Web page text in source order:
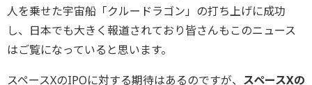
人を乗せた宇宙船「クルードラゴン」の打ち上げに成功
し、日本でも大きく報道されており皆さんもこのニュース
はご覧になっていると思います。
スペースXのIPOに対する期待はあるのですが、 スペースXの